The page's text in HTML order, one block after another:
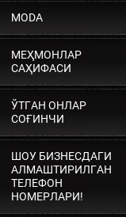
MODA
МЕҲМОНЛАР
САҲИФАСИ
ЎТГАН ОНЛАР
СОҒИНЧИ
ШОУ БИЗНЕСДАГИ
АЛМАШТИРИЛГАН
ТЕЛЕФОН
НОМЕРЛАРИ!